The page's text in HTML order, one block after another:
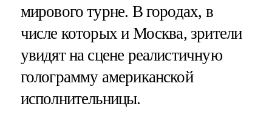
мирового турне. В городах, в
числе которых и Москва, зрители
увидят на сцене реалистичную
голограмму американской
исполнительницы.